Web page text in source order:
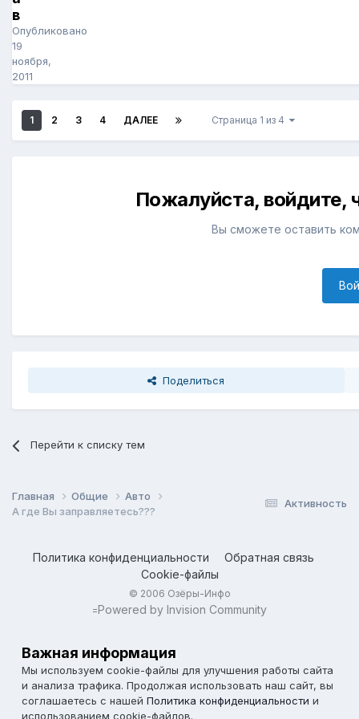
в
Опубликовано
19
ноября,
2011
1 2 3 4 ДАЛЕЕ Страница 1 из 4
Пожалуйста, войдите,
Вы сможете оставить
Поделиться
Перейти к списку тем
Активность
Главная Общие
Авто
А где Вы заправляетесь???
Политика конфиденциальности
Обратная связь
Cookie-файлы
© 2006 Озёры-Инфо
=Powered by Invision Community
Важная информация
Мы используем cookie-файлы для улучшения работы сайта
и анализа трафика. Продолжая использовать наш сайт, вы
соглашаетесь с нашей Политика конфиденциальности и
использованием cookie-файлов.